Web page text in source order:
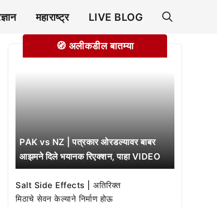
महाराष्ट्र LIVE BLOG
🧭 अलीकडील बातम्या
PAK vs NZ | पत्रकार ओरडल्यावर बाबर
आझमने दिले भयानक रिएक्शन, पाहा VIDEO
Salt Side Effects | अतिरिक्त
मिठाचे सेवन केल्याने निर्माण होऊ